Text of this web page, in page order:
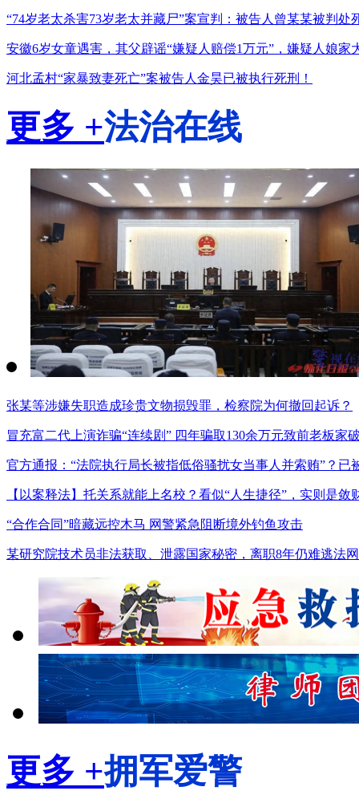
“74岁老太杀害73岁老太并藏尸”案宣判：被告人曾某某被判
安徽6岁女童遇害，其父辟谣“嫌疑人赔偿1万元”，嫌疑人娘
河北孟村“家暴致妻死亡”案被告人金昊已被执行死刑！
更多 +法治在线
张某等涉嫌失职造成珍贵文物损毁罪，检察院为何撤回起诉？
冒充富二代上演诈骗“连续剧” 四年骗取130余万元致前老板家
官方通报：“法院执行局长被指低俗骚扰女当事人并索贿”？已
【以案释法】托关系就能上名校？看似“人生捷径”，实则是
“合作合同”暗藏远控木马 网警紧急阻断境外钓鱼攻击
某研究院技术员非法获取、泄露国家秘密，离职8年仍难逃法网
更多 +拥军爱警